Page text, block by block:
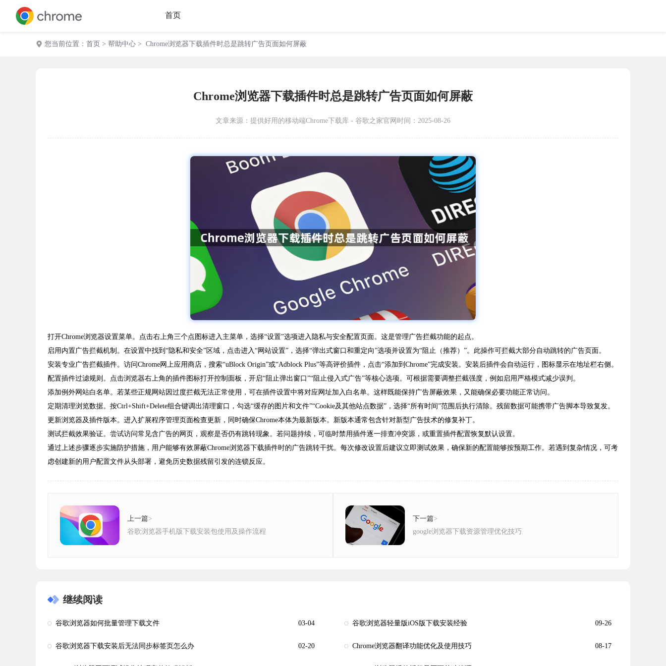
首页
您当前位置： 首页 > 帮助中心 > Chrome浏览器下载插件时总是跳转广告页面如何屏蔽
Chrome浏览器下载插件时总是跳转广告页面如何屏蔽
文章来源： 提供好用的移动端Chrome下载库 - 谷歌之家官网 时间：2025-08-26
打开Chrome浏览器设置菜单。点击右上角三个点图标进入主菜单，选择“设置”选项进入隐私与安全配置页面。这是管理广告拦截功能的起点。
启用内置广告拦截机制。在设置中找到“隐私和安全”区域，点击进入“网站设置”，选择“弹出式窗口和重定向”选项并设置为“阻止（推荐）”。此操作可拦截大部分自动跳转的广告页面。
安装专业广告拦截插件。访问Chrome网上应用商店，搜索“uBlock Origin”或“Adblock Plus”等高评价插件，点击“添加到Chrome”完成安装。安装后插件会自动运行，图标显示在地址栏右侧。
配置插件过滤规则。点击浏览器右上角的插件图标打开控制面板，开启“阻止弹出窗口”“阻止侵入式广告”等核心选项。可根据需要调整拦截强度，例如启用严格模式减少误判。
添加例外网站白名单。若某些正规网站因过度拦截无法正常使用，可在插件设置中将对应网址加入白名单。这样既能保持广告屏蔽效果，又能确保必要功能正常访问。
定期清理浏览数据。按Ctrl+Shift+Delete组合键调出清理窗口，勾选“缓存的图片和文件”“Cookie及其他站点数据”，选择“所有时间”范围后执行清除。残留数据可能携带广告脚本导致复发。
更新浏览器及插件版本。进入扩展程序管理页面检查更新，同时确保Chrome本体为最新版本。新版本通常包含针对新型广告技术的修复补丁。
测试拦截效果验证。尝试访问常见含广告的网页，观察是否仍有跳转现象。若问题持续，可临时禁用插件逐一排查冲突源，或重置插件配置恢复默认设置。
通过上述步骤逐步实施防护措施，用户能够有效屏蔽Chrome浏览器下载插件时的广告跳转干扰。每次修改设置后建议立即测试效果，确保新的配置能够按预期工作。若遇到复杂情况，可考
虑创建新的用户配置文件从头部署，避免历史数据残留引发的连锁反应。
上一篇>
谷歌浏览器手机版下载安装包使用及操作流程
下一篇>
google浏览器下载资源管理优化技巧
继续阅读
谷歌浏览器如何批量管理下载文件 03-04 谷歌浏览器轻量版iOS版下载安装经验 09-26
谷歌浏览器下载安装后无法同步标签页怎么办 02-20 Chrome浏览器翻译功能优化及使用技巧 08-17